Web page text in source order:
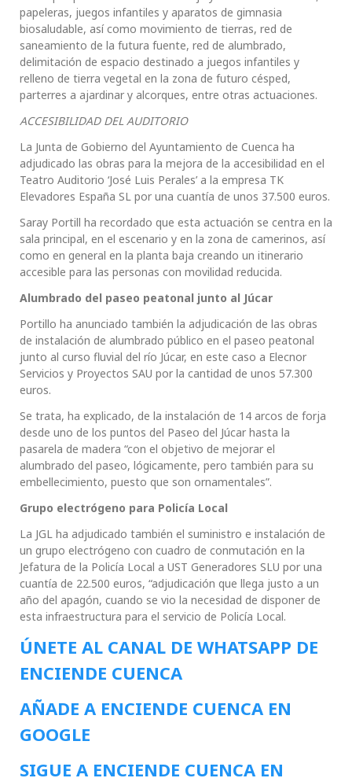
papeleras, juegos infantiles y aparatos de gimnasia
biosaludable, así como movimiento de tierras, red de
saneamiento de la futura fuente, red de alumbrado,
delimitación de espacio destinado a juegos infantiles y
relleno de tierra vegetal en la zona de futuro césped,
parterres a ajardinar y alcorques, entre otras actuaciones.
ACCESIBILIDAD DEL AUDITORIO
La Junta de Gobierno del Ayuntamiento de Cuenca ha
adjudicado las obras para la mejora de la accesibilidad en el
Teatro Auditorio ‘José Luis Perales’ a la empresa TK
Elevadores España SL por una cuantía de unos 37.500 euros.
Saray Portill ha recordado que esta actuación se centra en la
sala principal, en el escenario y en la zona de camerinos, así
como en general en la planta baja creando un itinerario
accesible para las personas con movilidad reducida.
Alumbrado del paseo peatonal junto al Júcar
Portillo ha anunciado también la adjudicación de las obras
de instalación de alumbrado público en el paseo peatonal
junto al curso fluvial del río Júcar, en este caso a Elecnor
Servicios y Proyectos SAU por la cantidad de unos 57.300
euros.
Se trata, ha explicado, de la instalación de 14 arcos de forja
desde uno de los puntos del Paseo del Júcar hasta la
pasarela de madera “con el objetivo de mejorar el
alumbrado del paseo, lógicamente, pero también para su
embellecimiento, puesto que son ornamentales”.
Grupo electrógeno para Policía Local
La JGL ha adjudicado también el suministro e instalación de
un grupo electrógeno con cuadro de conmutación en la
Jefatura de la Policía Local a UST Generadores SLU por una
cuantía de 22.500 euros, “adjudicación que llega justo a un
año del apagón, cuando se vio la necesidad de disponer de
esta infraestructura para el servicio de Policía Local.
ÚNETE AL CANAL DE WHATSAPP DE
ENCIENDE CUENCA
AÑADE A ENCIENDE CUENCA EN
GOOGLE
SIGUE A ENCIENDE CUENCA EN